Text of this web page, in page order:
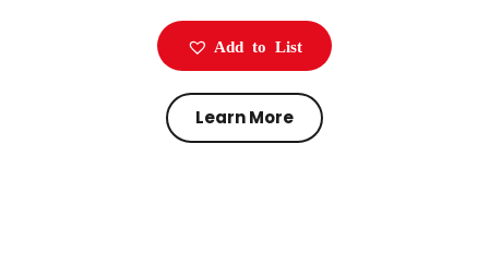
Add to List
Learn More